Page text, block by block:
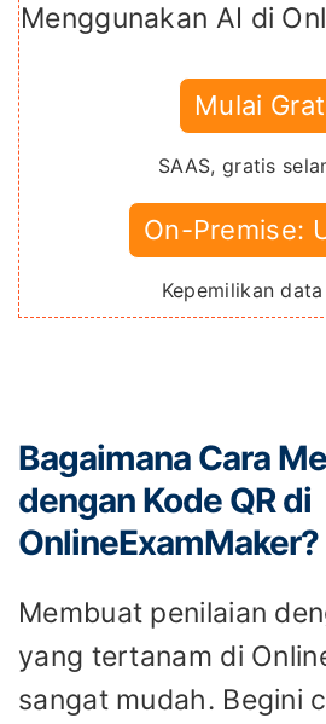
Menggunakan AI di
Mulai
SAAS, gratis
On-Premise:
Kepemilikan data
Bagaimana Cara
dengan Kode QR di
OnlineExamMaker?
Membuat penilaian
yang tertanam di
sangat mudah. Begini